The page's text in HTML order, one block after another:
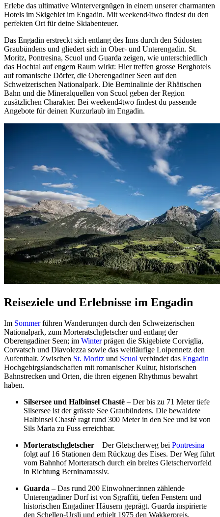
Erlebe das ultimative Wintervergnügen in einem unserer charmanten
Hotels im Skigebiet im Engadin. Mit weekend4two findest du den
perfekten Ort für deine Skiabenteuer.
Das Engadin erstreckt sich entlang des Inns durch den Südosten
Graubündens und gliedert sich in Ober- und Unterengadin. St.
Moritz, Pontresina, Scuol und Guarda zeigen, wie unterschiedlich
das Hochtal auf engem Raum wirkt: Hier treffen grosse Berghotels
auf romanische Dörfer, die Oberengadiner Seen auf den
Schweizerischen Nationalpark. Die Berninalinie der Rhätischen
Bahn und die Mineralquellen von Scuol geben der Region
zusätzlichen Charakter. Bei weekend4two findest du passende
Angebote für deinen Kurzurlaub im Engadin.
Reiseziele und Erlebnisse im Engadin
Im Sommerführen Wanderungen durch den Schweizerischen
Nationalpark, zum Morteratschgletscher und entlang der
Oberengadiner Seen; im Winterprägen die Skigebiete Corviglia,
Corvatsch und Diavolezza sowie das weitläufige Loipennetz den
Aufenthalt. Zwischen St. Moritz und Scuol verbindet das Engadin
Hochgebirgslandschaften mit romanischer Kultur, historischen
Bahnstrecken und Orten, die ihren eigenen Rhythmus bewahrt
haben.
Silsersee und Halbinsel Chastè – Der bis zu 71 Meter tiefe
Silsersee ist der grösste See Graubündens. Die bewaldete
Halbinsel Chastè ragt rund 300 Meter in den See und ist von
Sils Maria zu Fuss erreichbar.
Morteratschgletscher – Der Gletscherweg bei Pontresina
folgt auf 16 Stationen dem Rückzug des Eises. Der Weg führt
vom Bahnhof Morteratsch durch ein breites Gletschervorfeld
in Richtung Berninamassiv.
Guarda – Das rund 200 Einwohner:innen zählende
Unterengadiner Dorf ist von Sgraffiti, tiefen Fenstern und
historischen Engadiner Häusern geprägt. Guarda inspirierte
den Schellen-Ursli und erhielt 1975 den Wakkerpreis.